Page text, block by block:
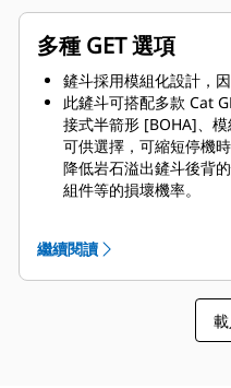
多種 GET 選項
鏟斗採用模組化設計，
此鏟斗可搭配多款 Cat
接式半箭形 [BOHA]、
可供選擇，可縮短停機
降低岩石溢出鏟斗後背
組件等的損壞機率。
減少帳戶數量。
繼續閱讀